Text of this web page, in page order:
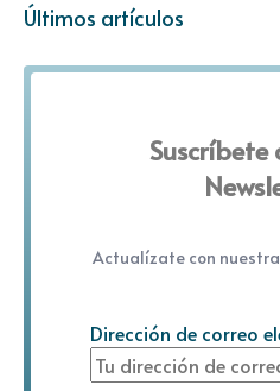
Últimos artículos
Suscríbete
Actualízate con
Dirección de correo